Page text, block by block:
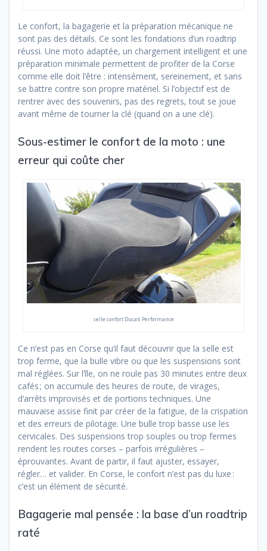
Le confort, la bagagerie et la préparation mécanique ne
sont pas des détails. Ce sont les fondations d’un roadtrip
réussi. Une moto adaptée, un chargement intelligent et une
préparation minimale permettent de profiter de la Corse
comme elle doit l’être : intensément, sereinement, et sans
se battre contre son propre matériel. Si l’objectif est de
rentrer avec des souvenirs, pas des regrets, tout se joue
avant même de tourner la clé (quand on a une clé).
Sous-estimer le confort de la moto : une
erreur qui coûte cher
selle confort Ducati Performance
Ce n’est pas en Corse qu’il faut découvrir que la selle est
trop ferme, que la bulle vibre ou que les suspensions sont
mal réglées. Sur l’île, on ne roule pas 30 minutes entre deux
cafés ; on accumule des heures de route, de virages,
d’arrêts improvisés et de portions techniques. Une
mauvaise assise finit par créer de la fatigue, de la crispation
et des erreurs de pilotage. Une bulle trop basse use les
cervicales. Des suspensions trop souples ou trop fermes
rendent les routes corses – parfois irrégulières –
éprouvantes. Avant de partir, il faut ajuster, essayer,
régler… et valider. En Corse, le confort n’est pas du luxe :
c’est un élément de sécurité.
Bagagerie mal pensée : la base d’un roadtrip
raté